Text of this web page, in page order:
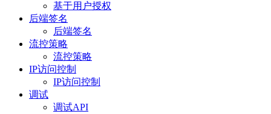
基于用户授权
后端签名
后端签名
流控策略
流控策略
IP访问控制
IP访问控制
调试
调试API